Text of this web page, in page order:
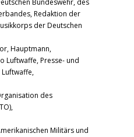
Redaktion der
der Deutschen
Hauptmann,
Luftwaffe, Presse- und
des
Militärs und